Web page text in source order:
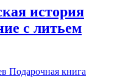
история
с литьем